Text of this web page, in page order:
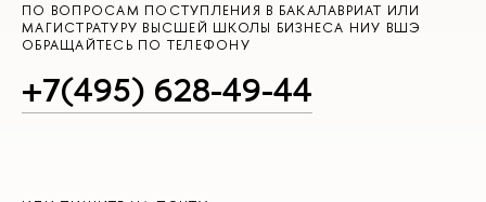
ПО ВОПРОСАМ ПОСТУПЛЕНИЯ В БАКАЛАВРИАТ ИЛИ
МАГИСТРАТУРУ ВЫСШЕЙ ШКОЛЫ БИЗНЕСА НИУ ВШЭ
ОБРАЩАЙТЕСЬ ПО ТЕЛЕФОНУ
+7(495) 628-49-44